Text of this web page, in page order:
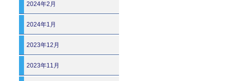
2024年2月
2024年1月
2023年12月
2023年11月